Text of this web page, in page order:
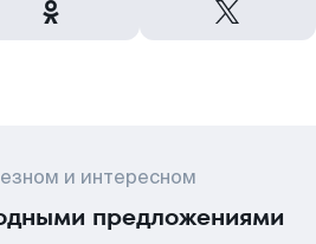
и интересном
предложениями